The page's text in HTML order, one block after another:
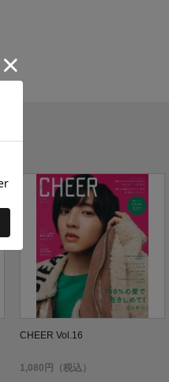
CHEER Vol.16
1,080円（税込）